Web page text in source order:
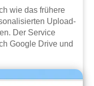
wie das frühere
Upload-
Der Service
Google Drive und